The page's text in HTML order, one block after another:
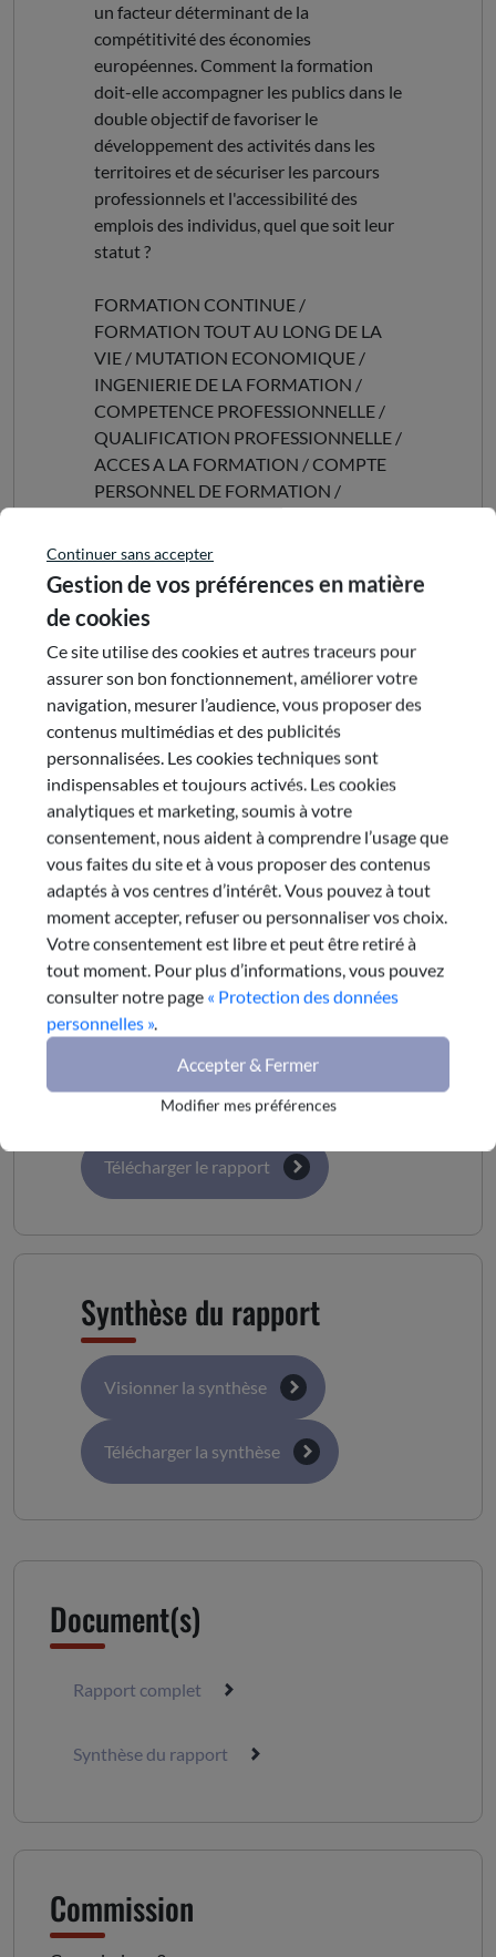
un facteur déterminant de la
compétitivité des économies
européennes. Comment la formation
doit-elle accompagner les publics dans le
double objectif de favoriser le
développement des activités dans les
territoires et de sécuriser les parcours
professionnels et l'accessibilité des
emplois des individus, quel que soit leur
statut ?
FORMATION CONTINUE /
FORMATION TOUT AU LONG DE LA
VIE / MUTATION ECONOMIQUE /
INGENIERIE DE LA FORMATION /
COMPETENCE PROFESSIONNELLE /
QUALIFICATION PROFESSIONNELLE /
ACCES A LA FORMATION / COMPTE
PERSONNEL DE FORMATION /
PROFESSIONNELLE / SALARIE /
REGION AUVERGNE-RHONE-ALPES /
EMPLOI RHONE ALPES / EMPLOI
LYON / EMPLOI A LYON
Partager cette publication
Envoyer par e-mail
Le rapport complet
Visionner le rapport
Télécharger le rapport
Synthèse du rapport
Visionner la synthèse
Télécharger la synthèse
Document(s)
Rapport complet
Synthèse du rapport
Commission
Continuer sans accepter
Gestion de vos préférences en matière
de cookies
Ce site utilise des cookies et autres traceurs pour
assurer son bon fonctionnement, améliorer votre
navigation, mesurer l’audience, vous proposer des
contenus multimédias et des publicités
personnalisées. Les cookies techniques sont
indispensables et toujours activés. Les cookies
analytiques et marketing, soumis à votre
consentement, nous aident à comprendre l’usage que
vous faites du site et à vous proposer des contenus
adaptés à vos centres d’intérêt. Vous pouvez à tout
moment accepter, refuser ou personnaliser vos choix.
Votre consentement est libre et peut être retiré à
tout moment. Pour plus d’informations, vous pouvez
consulter notre page « Protection des données
personnelles ».
Accepter & Fermer
Modifier mes préférences